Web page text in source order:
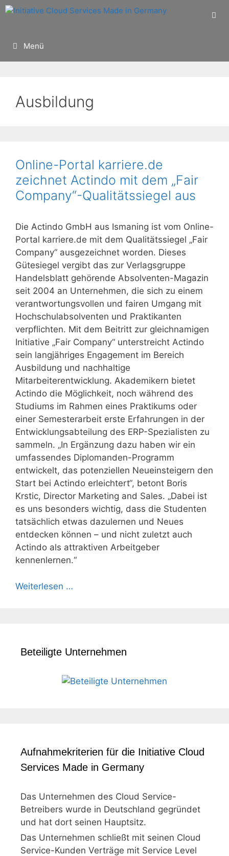
Zum
Menü
Ausbildung
Online-Portal karriere.de
zeichnet Actindo mit dem „Fair
Company“-Qualitätssiegel aus
Die Actindo GmbH aus Ismaning ist vom Online-
Portal karriere.de mit dem Qualitätssiegel „Fair
Company“ ausgezeichnet worden. Dieses
Gütesiegel vergibt das zur Verlagsgruppe
Handelsblatt gehörende Absolventen-Magazin
seit 2004 an Unternehmen, die sich zu einem
verantwortungsvollen und fairen Umgang mit
Hochschulabsolventen und Praktikanten
verpflichten. Mit dem Beitritt zur gleichnamigen
Initiative „Fair Company“ unterstreicht Actindo
sein langjähriges Engagement im Bereich
Ausbildung und nachhaltige
Mitarbeiterentwicklung. Akademikern bietet
Actindo die Möglichkeit, noch während des
Studiums im Rahmen eines Praktikums oder
einer Semesterarbeit erste Erfahrungen in der
Entwicklungsabteilung des ERP-Spezialisten zu
sammeln. „In Ergänzung dazu haben wir ein
umfassendes Diplomanden-Programm
entwickelt, das potenziellen Neueinsteigern den
Start bei Actindo erleichtert“, betont Boris
Krstic, Director Marketing and Sales. „Dabei ist
es uns besonders wichtig, dass die Studenten
tatsächlich etwas dazulernen und Neues
entdecken können – und nicht zuletzt auch
Actindo als attraktiven Arbeitgeber
kennenlernen.“
Weiterlesen …
Beteiligte Unternehmen
Aufnahmekriterien für die Initiative Cloud
Services Made in Germany
Das Unternehmen des Cloud Service-
Betreibers wurde in Deutschland gegründet
und hat dort seinen Hauptsitz.
Das Unternehmen schließt mit seinen Cloud
Service-Kunden Verträge mit Service Level